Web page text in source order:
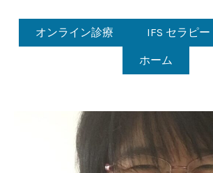
オンライン診療 IFS セラピー
ホーム